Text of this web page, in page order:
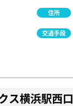
住所
交通手段
ス横浜駅西口